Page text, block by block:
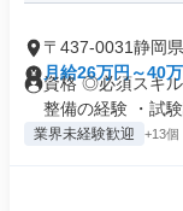
〒437-0031静岡
月給26万円～40
資格 ◎必須スキ
整備の経験 ・試験
業界未経験歓迎 +13個